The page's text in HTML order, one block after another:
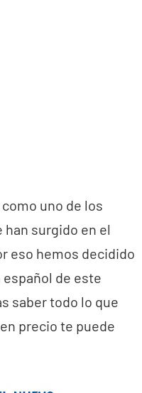
uno de los
surgido en el
eso hemos decidido
de este
saber todo lo que
precio te puede